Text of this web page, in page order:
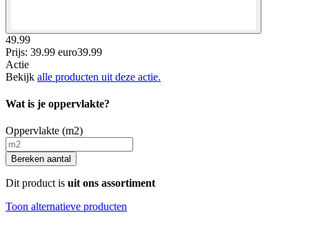
49.99
Prijs: 39.99 euro39.99
Actie
Bekijk alle producten uit deze actie.
Wat is je oppervlakte?
Oppervlakte (m2)
Bereken aantal
Dit product is uit ons assortiment
Toon alternatieve producten